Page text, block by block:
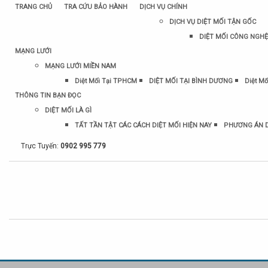
TRANG CHỦ TRA CỨU BẢO HÀNH
DỊCH VỤ CHÍNH
DỊCH VỤ DIỆT MỐI TẬN GỐC
DIỆT MỐI CÔNG
MẠNG LƯỚI
MẠNG LƯỚI MIỀN NAM
Diệt Mối Tại TPHCM
DIỆT MỐI TẠI BÌNH DƯƠNG
Diệt
THÔNG TIN BẠN ĐỌC
DIỆT MỐI LÀ GÌ
TẤT TẦN TẬT CÁC CÁCH DIỆT MỐI HIỆN NAY
PHƯƠNG ÁN
Trực Tuyến: 0902 995 779